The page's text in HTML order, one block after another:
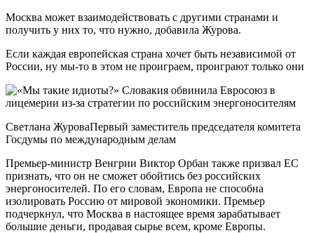
Москва может взаимодействовать с другими странами и
получить у них то, что нужно, добавила Журова.
Если каждая европейская страна хочет быть независимой от
России, ну мы-то в этом не проиграем, проиграют только они
Светлана ЖуроваПервый заместитель председателя комитета
Госдумы по международным делам
Премьер-министр Венгрии Виктор Орбан также призвал ЕС
признать, что он не сможет обойтись без российских
энергоносителей. По его словам, Европа не способна
изолировать Россию от мировой экономики. Премьер
подчеркнул, что Москва в настоящее время зарабатывает
большие деньги, продавая сырье всем, кроме Европы.